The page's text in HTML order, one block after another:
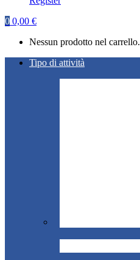
0 0,00 €
Nessun prodotto nel carrello.
Tipo di attività